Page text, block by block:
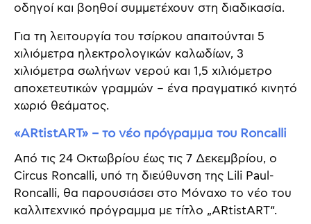
οδηγοί και βοηθοί συμμετέχουν στη διαδικασία.
Για τη λειτουργία του τσίρκου απαιτούνται 5
χιλιόμετρα ηλεκτρολογικών καλωδίων, 3
χιλιόμετρα σωλήνων νερού και 1,5 χιλιόμετρο
αποχετευτικών γραμμών – ένα πραγματικό κινητό
χωριό θεάματος.
«ARtistART» – το νέο πρόγραμμα του Roncalli
Από τις 24 Οκτωβρίου έως τις 7 Δεκεμβρίου, ο
Circus Roncalli, υπό τη διεύθυνση της Lili Paul-
Roncalli, θα παρουσιάσει στο Μόναχο το νέο του
καλλιτεχνικό πρόγραμμα με τίτλο „ARtistART“.